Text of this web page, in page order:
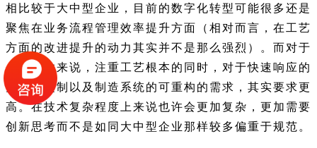
相比较于大中型企业，目前的数字化转型可能很多还是
聚焦在业务流程管理效率提升方面（相对而言，在工艺
方面的改进提升的动力其实并不是那么强烈）。而对于
小微企业来说，注重工艺根本的同时，对于快速响应的
大规模定制以及制造系统的可重构的需求，其实要求更
高。在技术复杂程度上来说也许会更加复杂，更加需要
创新思考而不是如同大中型企业那样较多偏重于规范。